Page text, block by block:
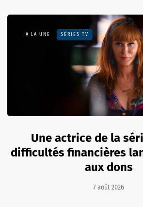
A LA UNE SÉRIES TV
Une actrice de la
difficultés financières
aux dons
7 août 2026